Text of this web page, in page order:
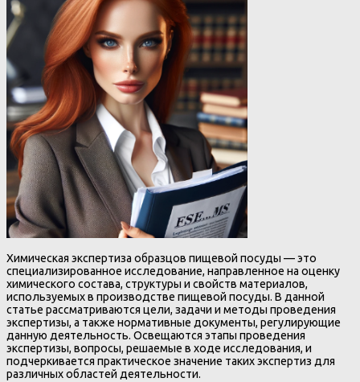
Химическая экспертиза образцов пищевой посуды — это
специализированное исследование, направленное на оценку
химического состава, структуры и свойств материалов,
используемых в производстве пищевой посуды. В данной
статье рассматриваются цели, задачи и методы проведения
экспертизы, а также нормативные документы, регулирующие
данную деятельность. Освещаются этапы проведения
экспертизы, вопросы, решаемые в ходе исследования, и
подчеркивается практическое значение таких экспертиз для
различных областей деятельности.